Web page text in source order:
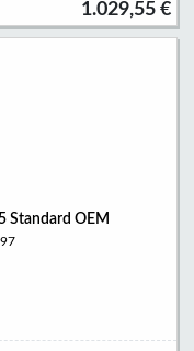
1.029,55 €
Standard OEM